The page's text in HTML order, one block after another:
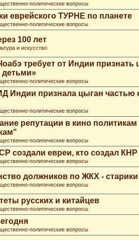
политические вопросы
еврейского ТУРНЕ по планете
политические вопросы
100 лет
и искусство
требует от Индии признать
политические вопросы
Индии признала цыган частью
политические вопросы
репутации в кино политикам
политические вопросы
создали евреи, кто создал
политические вопросы
должников по ЖКХ - старики
политические вопросы
русских и китайцев
политические вопросы
политические вопросы